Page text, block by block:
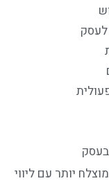
לעסק
בעסק
יותר עם ליווי